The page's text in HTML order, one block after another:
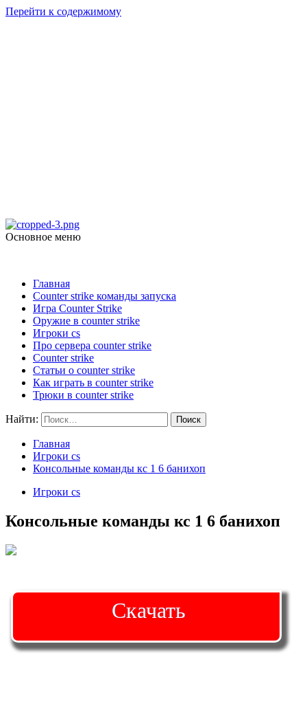
Перейти к содержимому
Основное меню
Главная
Counter strike команды запуска
Игра Counter Strike
Оружие в counter strike
Игроки cs
Про сервера counter strike
Counter strike
Статьи о counter strike
Как играть в counter strike
Трюки в counter strike
Найти:
Главная
Игроки cs
Консольные команды кс 1 6 банихоп
Игроки cs
Консольные команды кс 1 6 банихоп
Скачать